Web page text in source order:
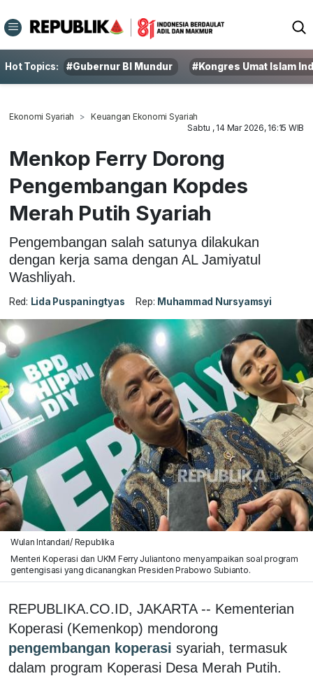
Hot Topics: #Gubernur BI Mundur #Kongres Umat Islam
Ekonomi Syariah
Keuangan Ekonomi Syariah
Sabtu , 14 Mar 2026, 16:15 WIB
Menkop Ferry Dorong
Pengembangan Kopdes
Merah Putih Syariah
Pengembangan salah satunya dilakukan
dengan kerja sama dengan AL Jamiyatul
Washliyah.
Red: Lida Puspaningtyas Rep: Muhammad Nursyamsyi
Wulan Intandari/ Republika
Menteri Koperasi dan UKM Ferry Juliantono menyampaikan soal program
gentengisasi yang dicanangkan Presiden Prabowo Subianto.
REPUBLIKA.CO.ID, JAKARTA -- Kementerian
Koperasi (Kemenkop) mendorong
pengembangan koperasi syariah, termasuk
dalam program Koperasi Desa Merah Putih.